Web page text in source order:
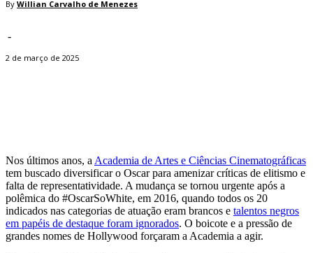
By Willian Carvalho de Menezes
-
2 de março de 2025
Nos últimos anos, a Academia de Artes e Ciências Cinematográficas
tem buscado diversificar o Oscar para amenizar críticas de elitismo e
falta de representatividade. A mudança se tornou urgente após a
polêmica do #OscarSoWhite, em 2016, quando todos os 20
indicados nas categorias de atuação eram brancos e talentos negros
em papéis de destaque foram ignorados. O boicote e a pressão de
grandes nomes de Hollywood forçaram a Academia a agir.